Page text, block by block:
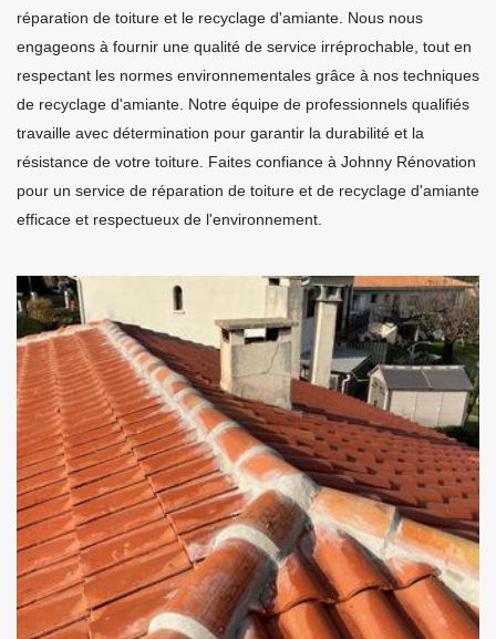
réparation de toiture et le recyclage d'amiante. Nous nous
engageons à fournir une qualité de service irréprochable, tout en
respectant les normes environnementales grâce à nos techniques
de recyclage d'amiante. Notre équipe de professionnels qualifiés
travaille avec détermination pour garantir la durabilité et la
résistance de votre toiture. Faites confiance à Johnny Rénovation
pour un service de réparation de toiture et de recyclage d'amiante
efficace et respectueux de l'environnement.